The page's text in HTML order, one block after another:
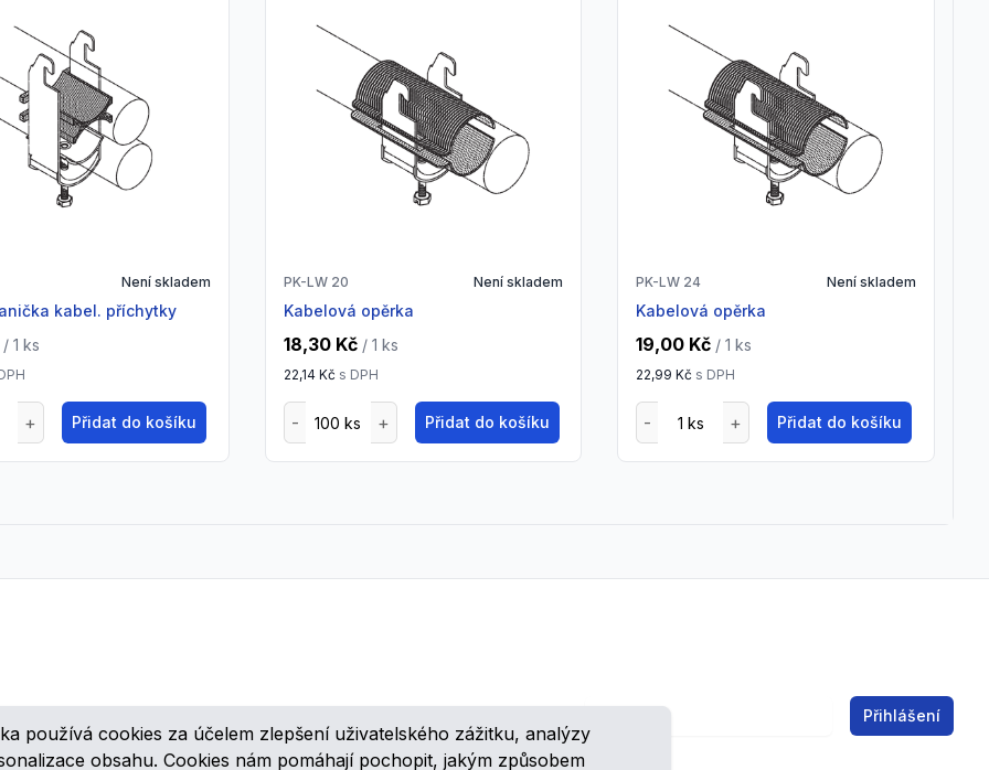
používá cookies za účelem zlepšení uživatelského zážitku, analýzy
obsahu. Cookies nám pomáhají pochopit, jakým způsobem
Není skladem
kabel. příchytky
/ 1 ks
Přidat do košíku
PK-LW 20 Není skladem
Kabelová opěrka
18,30 Kč / 1 ks
22,14 Kč s DPH
Přidat do košíku
PK-LW 24 Není skladem
kabelová opěrka
19,00 Kč / 1 ks
22,99 Kč s DPH
Přidat do košíku
speciálních cenových nabídkách a různých zajímavých akcích.
Email address Přihlášení